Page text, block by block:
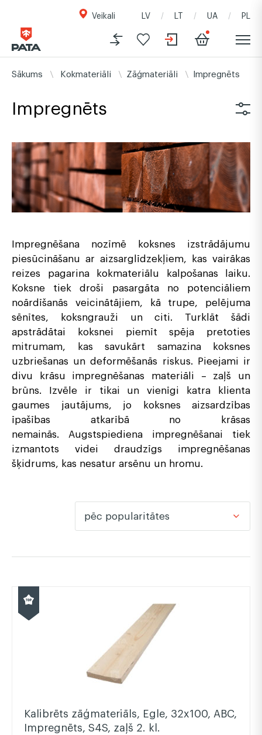
Veikali LV LT UA PL
Sākums Kokmateriāli Zāģmateriāli Impregnēts
Impregnēts
Impregnēšana nozīmē koksnes izstrādājumu
piesūcināšanu ar aizsarglīdzekļiem, kas vairākas
reizes pagarina kokmateriālu kalpošanas laiku.
Koksne tiek droši pasargāta no potenciāliem
noārdīšanās veicinātājiem, kā trupe, pelējuma
sēnītes, koksngrauži un citi. Turklāt šādi
apstrādātai koksnei piemīt spēja pretoties
mitrumam, kas savukārt samazina koksnes
uzbriešanas un deformēšanās riskus. Pieejami ir
divu krāsu impregnēšanas materiāli – zaļš un
brūns. Izvēle ir tikai un vienīgi katra klienta
gaumes jautājums, jo koksnes aizsardzības
īpašības atkarībā no krāsas
nemainās. Augstspiediena impregnēšanai tiek
izmantots videi draudzīgs impregnēšanas
šķidrums, kas nesatur arsēnu un hromu.
pēc popularitātes
Kalibrēts zāģmateriāls, Egle, 32x100, ABC,
Impregnēts, S4S, zaļš 2. kl.